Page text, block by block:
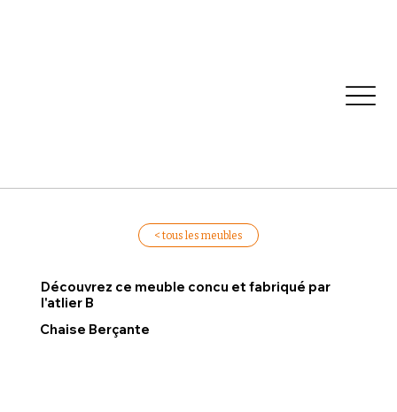
< tous les meubles
Découvrez ce meuble concu et fabriqué par
l'atlier B
Chaise Berçante